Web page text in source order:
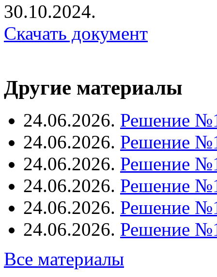
30.10.2024.
Скачать документ
Другие материалы
24.06.2026. Решение
24.06.2026. Решение
24.06.2026. Решение
24.06.2026. Решение
24.06.2026. Решение
24.06.2026. Решение
Все материалы